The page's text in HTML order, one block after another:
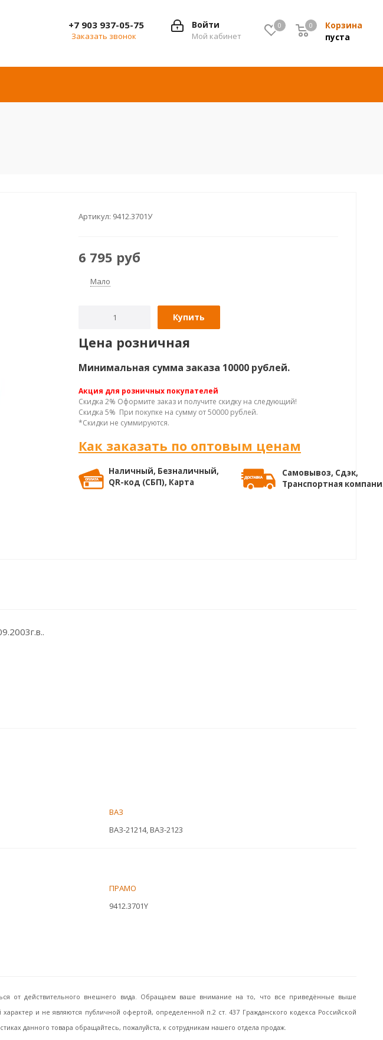
0 Корзина
0
пуста
0
Войти
Мой кабинет
+7 903 937-05-75
Заказать звонок
Артикул: 9412.3701У
6 795 руб
Мало
Купить
Цена розничная
Минимальная сумма заказа 10000 рублей.
Акция для розничных покупателей
Скидка 2% Оформите заказ и получите скидку на следующий!
Скидка 5% При покупке на сумму от 50000 рублей.
*Скидки не суммируются.
Как заказать по оптовым ценам
Наличный, Безналичный,
QR-код (СБП), Карта
Самовывоз, Сдэк,
Транспортная
ВАЗ
ВАЗ-21214, ВАЗ-2123
ПРАМО
9412.3701Y
от действительного внешнего вида. Обращаем ваше внимание на то, что все приведённые выше
и не являются публичной офертой, определенной п.2 ст. 437 Гражданского кодекса Российской
данного товара обращайтесь, пожалуйста, к сотрудникам нашего отдела продаж.